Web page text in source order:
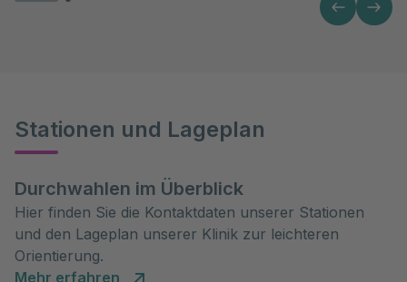
Stationen und Lageplan
Durchwahlen im Überblick
Hier finden Sie die Kontaktdaten unserer Stationen
und den Lageplan unserer Klinik zur leichteren
Orientierung.
Mehr erfahren